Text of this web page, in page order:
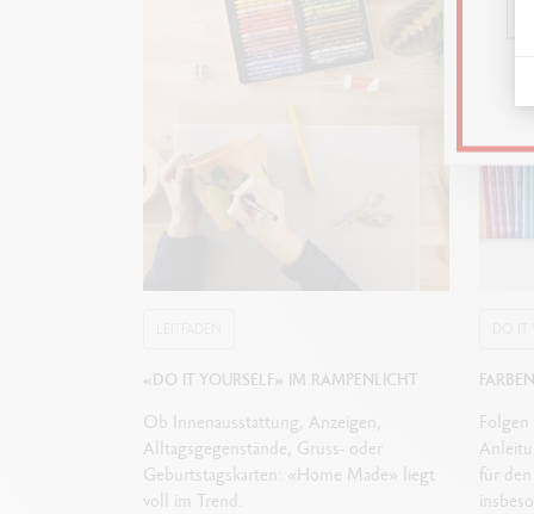
«DO IT YOURSELF» IM RAMPENLICHT
Ob Innenausstattung, Anzeigen,
Alltagsgegenstände, Gruss- oder
Geburtstagskarten: «Home Made» liegt
voll im Trend.
für